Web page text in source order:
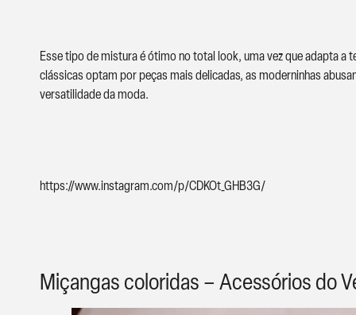
Esse tipo de mistura é ótimo no total look, uma vez que adapta a
clássicas optam por peças mais delicadas, as moderninhas
versatilidade da moda.
https://www.instagram.com/p/CDKOt_GHB3G/
Miçangas coloridas – Acessórios do